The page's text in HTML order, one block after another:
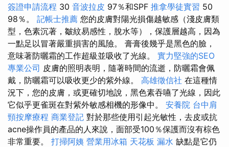
簽證申請流程 30 音波拉皮 97％和SPF 推拿學徒實習 50
98％。 記帳士推薦 您的皮膚對陽光損傷越敏感（淺皮膚類
型，色素沉著，皺紋易感性，脫水等），保護層越高，因為
一點足以冒著嚴重損害的風險。 膏膏後幾乎是黑色的臉，
意味著防曬霜的工作超級並吸收了光線。 實力堅強的SEO
專業公司 皮膚的照明表明，隨著時間的流逝，防曬霜會佩
戴，防曬霜可以吸收更少的紫外線。 高雄徵信社 在這種情
況下，您的皮膚，或更確切地說，黑色素吞嚥了光線，因此
它似乎更雀斑在對紫外敏感相機的形像中。 安養院 台中肩
頸按摩療程 商業登記 對於那些使用引起光敏性，去皮或抗
acne操作員的產品的人來說，面部受100％保護而沒有棕色
非常重要。 打掃阿姨 營業用冰箱 天花板 漏水 缺點是它仍